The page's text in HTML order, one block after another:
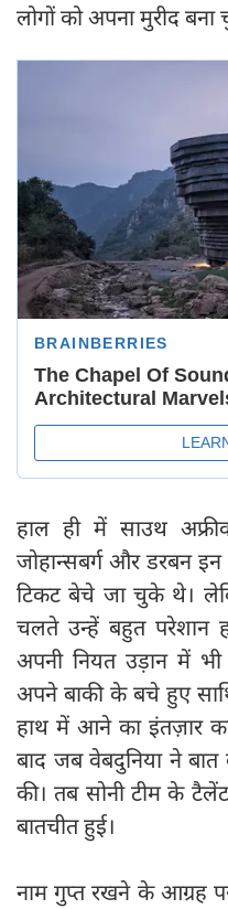
लोगों को अपना मुरीद बना
हाल ही में साउथ
जोहान्सबर्ग और डरबन
टिकट बेचे जा चुके थे।
चलते उन्हें बहुत परेशान
अपनी नियत उड़ान में
अपने बाकी के बचे हुए
हाथ में आने का इंतज़ार
बाद जब वेबदुनिया ने
की। तब सोनी टीम के
बातचीत हुई।
नाम गुप्त रखने के आग्रह